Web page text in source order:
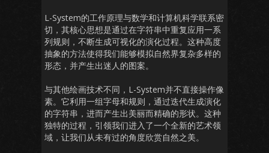
L-System的工作原理与数学和计算机科学联系密
切，其核心思想是通过在字符串中重复应用一系
列规则，不断生成可视化的演化过程。这种高度
抽象的方法使得我们能够模拟自然界复杂多样的
形态，并产生出迷人的图案。
与其他绘画技术不同，L-System并不直接操作像
素。它利用一组字母和规则，通过迭代生成演化
的字符串，进而产生出美丽而精确的形状。这种
独特的过程，引领我们进入了一个全新的艺术领
域，让我们从未有过的角度欣赏自然之美。